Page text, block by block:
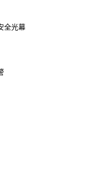
全光幕